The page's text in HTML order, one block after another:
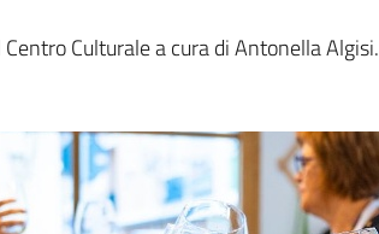
Culturale a cura di Antonella Algisi.